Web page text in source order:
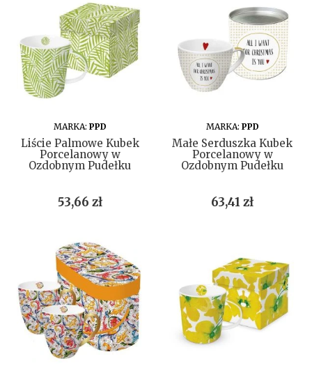
DO KOSZYKA
MARKA: PPD
Liście Palmowe Kubek
Porcelanowy w
Ozdobnym Pudełku
Cena
53,66 zł
DO KOSZYKA
MARKA: PPD
Małe Serduszka Kubek
Porcelanowy w
Ozdobnym Pudełku
Cena
63,41 zł